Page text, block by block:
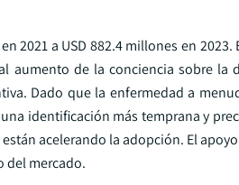
2021 a USD 882.4 millones en
aumento de la conciencia sobre
Dado que la enfermedad a
identificación más temprana y
acelerando la adopción. El
del mercado.